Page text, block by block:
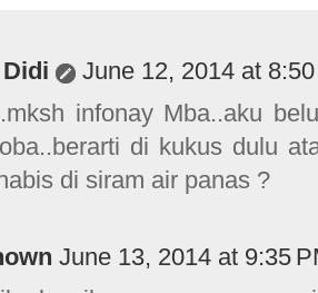
June 12, 2014 at
infonay Mba..aku
di kukus dulu
di siram air panas ?
June 13, 2014 at 9:35